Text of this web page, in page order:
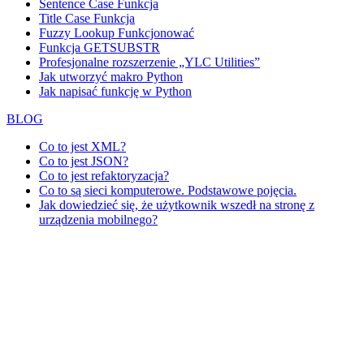
Sentence Case Funkcja
Title Case Funkcja
Fuzzy Lookup Funkcjonować
Funkcja GETSUBSTR
Profesjonalne rozszerzenie „YLC Utilities”
Jak utworzyć makro Python
Jak napisać funkcję w Python
BLOG
Co to jest XML?
Co to jest JSON?
Co to jest refaktoryzacja?
Co to są sieci komputerowe. Podstawowe pojęcia.
Jak dowiedzieć się, że użytkownik wszedł na stronę z
urządzenia mobilnego?